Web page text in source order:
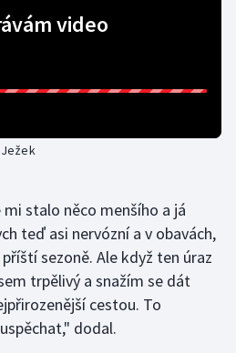
video
stalo něco menšího a já
teď asi nervózní a v obavách,
sezoně. Ale když ten úraz
trpělivý a snažím se dát
cestou. To
dodal.